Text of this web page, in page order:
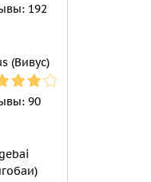
192
(Вивус)
90